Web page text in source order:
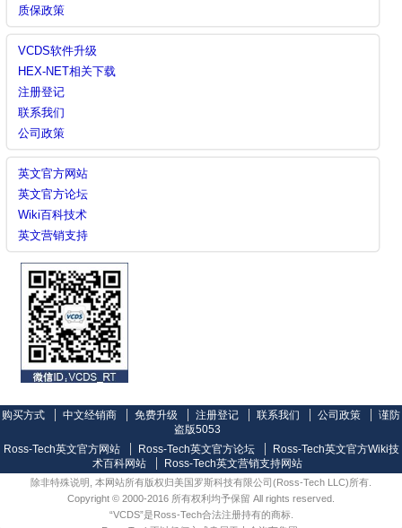
质保政策
VCDS软件升级
HEX-NET相关下载
注册登记
联系我们
公司政策
英文官方网站
英文官方论坛
Wiki百科技术
英文营销支持
购买方式 中文经销商 免费升级 注册登记 联系我们 公司政策
谨防
盗版5053
Ross-Tech英文官方网站
Ross-Tech英文官方论坛
Ross-Tech英文官方Wiki技
术百科网站
Ross-Tech英文营销支持网站
除非特殊说明, 本网站所有版权归美国罗斯科技有限公司(Ross-Tech LLC)所有.
Copyright © 2000-2016 所有权利均予保留 All rights reserved.
“VCDS”是Ross-Tech合法注册持有的商标.